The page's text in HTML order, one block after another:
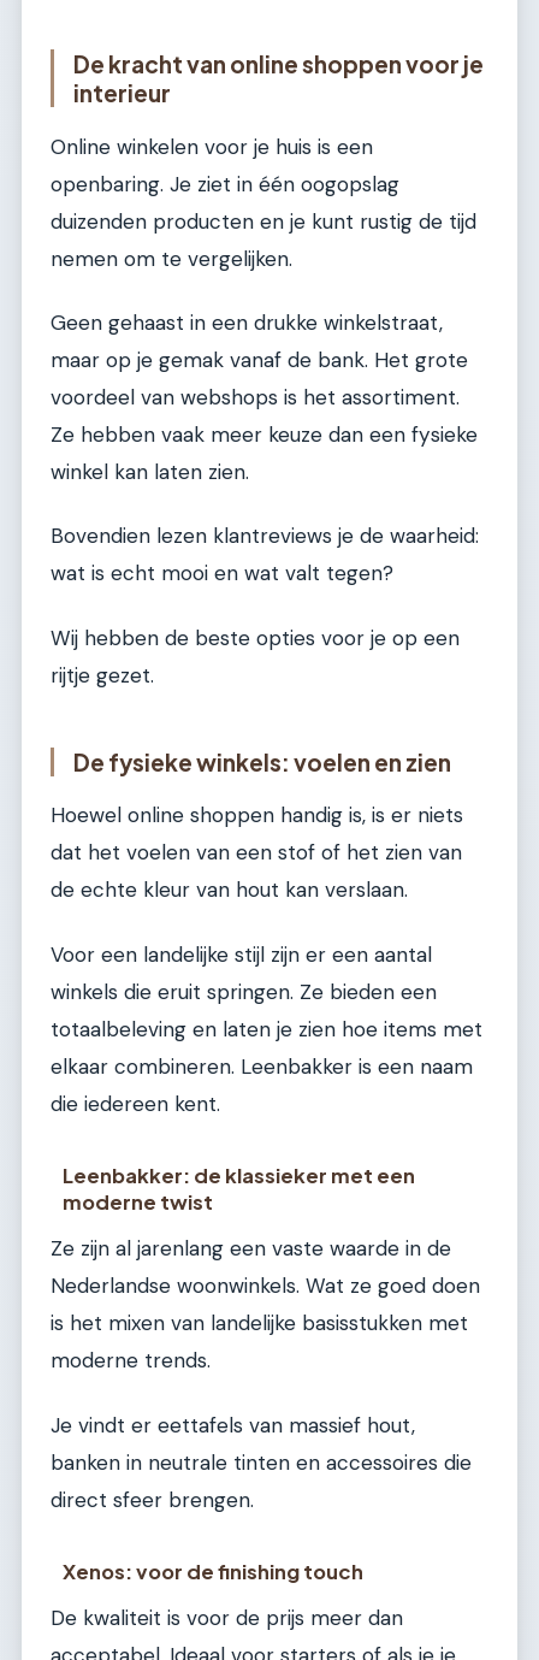
De kracht van online shoppen voor je
interieur
Online winkelen voor je huis is een
openbaring. Je ziet in één oogopslag
duizenden producten en je kunt rustig de tijd
nemen om te vergelijken.
Geen gehaast in een drukke winkelstraat,
maar op je gemak vanaf de bank. Het grote
voordeel van webshops is het assortiment.
Ze hebben vaak meer keuze dan een fysieke
winkel kan laten zien.
Bovendien lezen klantreviews je de waarheid:
wat is echt mooi en wat valt tegen?
Wij hebben de beste opties voor je op een
rijtje gezet.
De fysieke winkels: voelen en zien
Hoewel online shoppen handig is, is er niets
dat het voelen van een stof of het zien van
de echte kleur van hout kan verslaan.
Voor een landelijke stijl zijn er een aantal
winkels die eruit springen. Ze bieden een
totaalbeleving en laten je zien hoe items met
elkaar combineren. Leenbakker is een naam
die iedereen kent.
Leenbakker: de klassieker met een
moderne twist
Ze zijn al jarenlang een vaste waarde in de
Nederlandse woonwinkels. Wat ze goed doen
is het mixen van landelijke basisstukken met
moderne trends.
Je vindt er eettafels van massief hout,
banken in neutrale tinten en accessoires die
direct sfeer brengen.
Xenos: voor de finishing touch
De kwaliteit is voor de prijs meer dan